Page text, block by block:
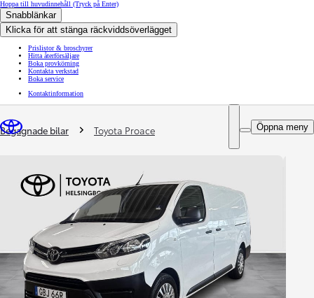
Hoppa till huvudinnehåll (Tryck på Enter)
Snabblänkar
Klicka för att stänga räckviddsöverlägget
Prislistor & broschyrer
Hitta återförsäljare
Boka provkörning
Kontakta verkstad
Boka service
Kontaktinformation
Öppna meny
You are here
Begagnade bilar Toyota Proace